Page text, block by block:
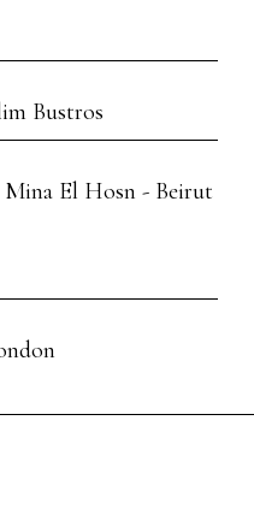
Bustros
El Hosn - Beirut